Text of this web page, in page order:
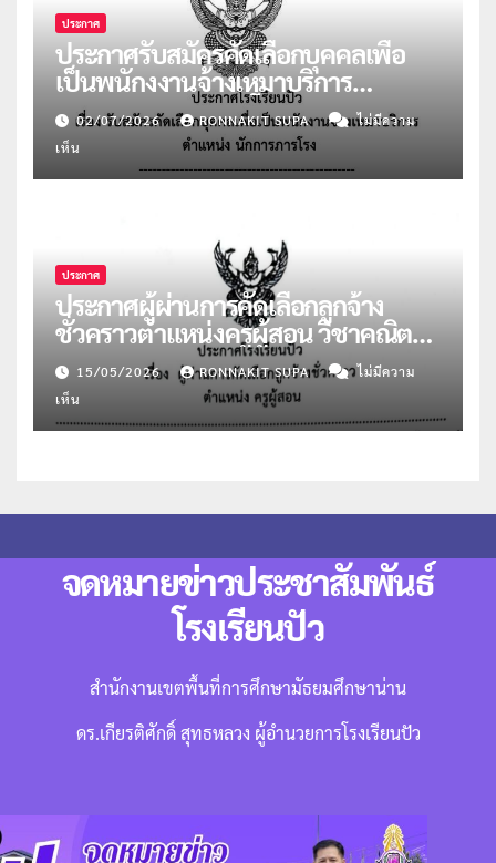
ประกาศ
ประกาศรับสมัครคัดเลือกบุคคลเพื่อ
เป็นพนักงงานจ้างเหมาบริการ
ตำแหน่งนักการภารโรง
02/07/2026 RONNAKIT SUPA
ไม่มีความ
เห็น
ประกาศ
ประกาศผู้ผ่านการคัดเลือกลูกจ้าง
ชั่วคราวตำแหน่งครูผู้สอน วิชาคณิตฯ
และแนะแนว
15/05/2026 RONNAKIT SUPA
ไม่มีความ
เห็น
จดหมายข่าวประชาสัมพันธ์
โรงเรียนปัว
สำนักงานเขตพื้นที่การศึกษามัธยมศึกษาน่าน
ดร.เกียรติศักดิ์ สุทธหลวง ผู้อำนวยการโรงเรียนปัว